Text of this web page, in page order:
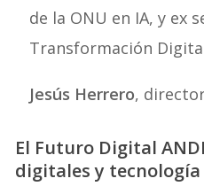
de la ONU en IA, y ex
Transformación
Jesús Herrero,
El Futuro Digital
digitales y